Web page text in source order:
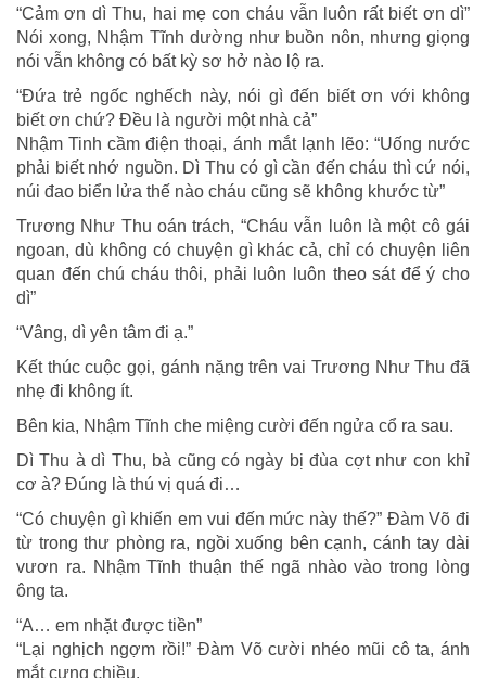
“Cảm ơn dì Thu, hai mẹ con cháu vẫn luôn rất biết ơn dì”
Nói xong, Nhậm Tĩnh dường như buồn nôn, nhưng giọng
nói vẫn không có bất kỳ sơ hở nào lộ ra.
“Đứa trẻ ngốc nghếch này, nói gì đến biết ơn với không
biết ơn chứ? Đều là người một nhà cả”
Nhậm Tinh cầm điện thoại, ánh mắt lạnh lẽo: “Uống nước
phải biết nhớ nguồn. Dì Thu có gì cần đến cháu thì cứ nói,
núi đao biển lửa thế nào cháu cũng sẽ không khước từ”
Trương Như Thu oán trách, “Cháu vẫn luôn là một cô gái
ngoan, dù không có chuyện gì khác cả, chỉ có chuyện liên
quan đến chú cháu thôi, phải luôn luôn theo sát để ý cho
dì”
“Vâng, dì yên tâm đi ạ.”
Kết thúc cuộc gọi, gánh nặng trên vai Trương Như Thu đã
nhẹ đi không ít.
Bên kia, Nhậm Tĩnh che miệng cười đến ngửa cổ ra sau.
Dì Thu à dì Thu, bà cũng có ngày bị đùa cợt như con khỉ
cơ à? Đúng là thú vị quá đi…
“Có chuyện gì khiến em vui đến mức này thế?” Đàm Võ đi
từ trong thư phòng ra, ngồi xuống bên cạnh, cánh tay dài
vươn ra. Nhậm Tĩnh thuận thế ngã nhào vào trong lòng
ông ta.
“A… em nhặt được tiền”
“Lại nghịch ngợm rồi!” Đàm Võ cười nhéo mũi cô ta, ánh
mắt cưng chiều.